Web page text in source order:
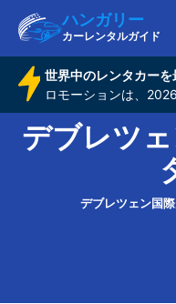
ハンガリー
カーレンタルガイド
世界中のレンタカーを
ロモーションは、
デブレツ
デブレツェン国